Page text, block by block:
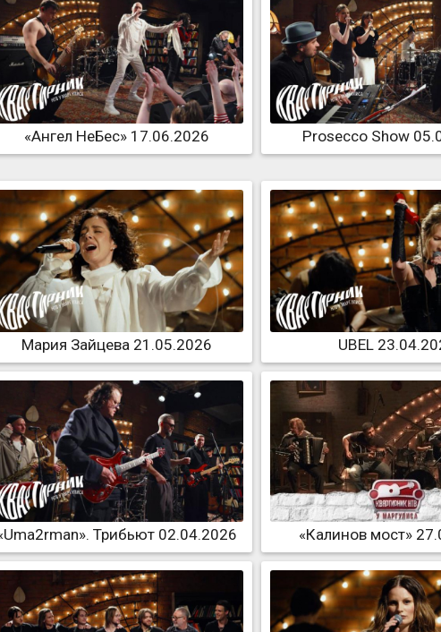
«Ангел НеБес» 17.06.2026 Prosecco Show
Мария Зайцева 21.05.2026 UBEL
Трибьют 02.04.2026 «Калинов мост»